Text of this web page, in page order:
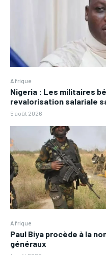
Afrique
Nigeria : Les militaires
revalorisation salariale
5 août 2026
Afrique
Paul Biya procède à la
généraux